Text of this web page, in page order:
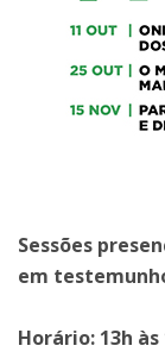
Sessões
em
Horário: 13h